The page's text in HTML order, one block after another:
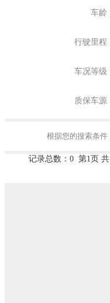
车龄
行驶里程
车况等级
质保车源
根据您的搜索条件
记录总数：0 第1页 共